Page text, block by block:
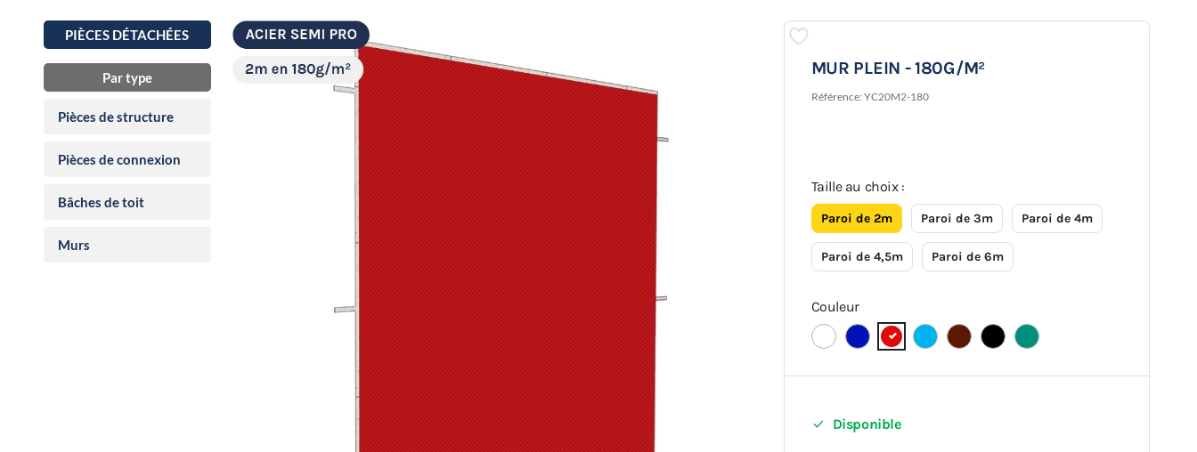
PIÈCES DÉTACHÉES
Par type
Pièces de structure
Pièces de connexion
Bâches de toit
Murs
MUR PLEIN - 180G/M²
Référence: YC20M2-180
Taille au choix :
Paroi de 2m Paroi de 3m Paroi de 4m
Paroi de 4,5m Paroi de 6m
Couleur
 Disponible